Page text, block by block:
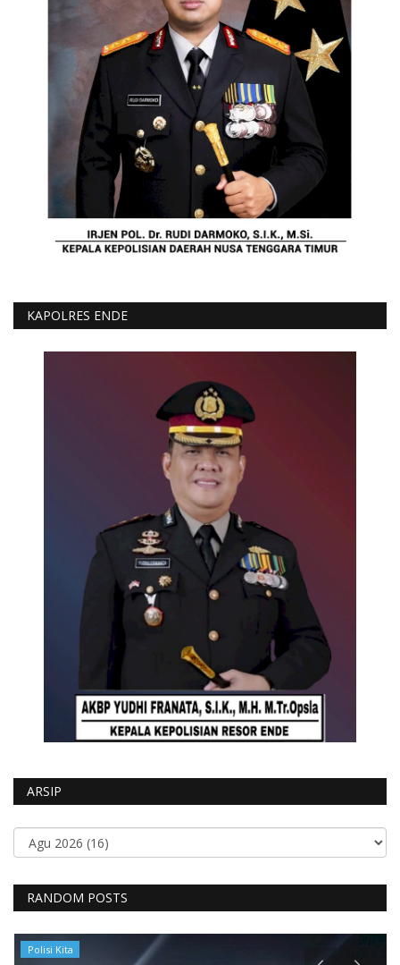
KAPOLRES ENDE
ARSIP
RANDOM POSTS
Polisi Kita